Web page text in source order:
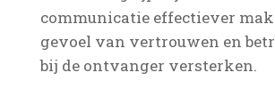
communicatie effectiever
gevoel van vertrouwen en
bij de ontvanger versterken.